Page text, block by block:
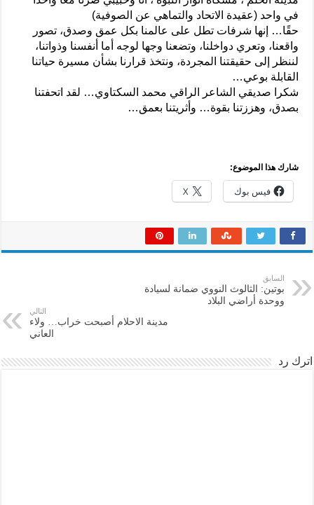
في واحد (عقيدة الاتحاد والتماهي عن الصوفية)
حقًا… إنها شرفات تطل على عالمنا بكل عمق وصدق، تصور
واقعنا، وتعري دواخلنا، وتضعنا وجها لوجه أما أنفسنا وذواتنا،
لننظر إلى حقيقتنا المجردة، ونتخذ قرارنا بشأن مسيرة حياتنا
القابلة بوعي…
شكرا صديقي الشاعر الراقي محمد السكتاوي… لقد اتحفتنا
بصدق، وهززتنا بقوة… وأثريتنا بعمق…
شارك هذا الموضوع:
فيس بوك X
السابق
بوتين: الثالوث النووي ضمانة لسيادة
ووحدة أراضي البلاد
التالي
مدينة الاحلام أصبحت خراب… ولاء
العاني
اترك رد